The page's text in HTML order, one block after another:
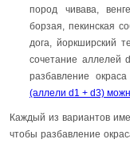
пород чивава,
борзая, пекинская
дога, йоркширский
сочетание аллелей
разбавление
(аллели d1 + d3)
Каждый из вариантов
чтобы разбавление